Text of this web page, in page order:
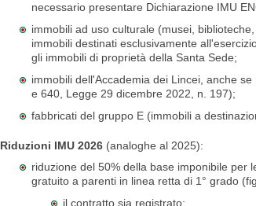
necessario presentare Dichiarazione IMU
immobili ad uso culturale (musei,
immobili destinati esclusivamente
gli immobili di proprietà della Santa Sede;
immobili dell'Accademia dei Lincei, anche
e 640, Legge 29 dicembre 2022, n. 197);
fabbricati del gruppo E (immobili a
Riduzioni IMU 2026 (analoghe al 2025):
riduzione del 50% della base imponibile per
gratuito a parenti in linea retta di 1° grado
il contratto sia registrato;